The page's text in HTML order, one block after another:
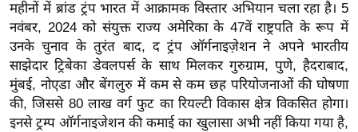
हॉ
ली
वु
ड
फि
ल्म
महीनों में ब्रांड ट्रंप भारत में आक्रामक विस्तार अभियान चला रहा है। 5
नवंबर, 2024 को संयुक्त राज्य अमेरिका के 47वें राष्ट्रपति के रूप में
उनके चुनाव के तुरंत बाद, द ट्रंप ऑर्गनाइज़ेशन ने अपने भारतीय
साझेदार ट्रिबेका डेवलपर्स के साथ मिलकर गुरुग्राम, पुणे, हैदराबाद,
मुंबई, नोएडा और बेंगलुरु में कम से कम छह परियोजनाओं की घोषणा
की, जिससे 80 लाख वर्ग फुट का रियल्टी विकास क्षेत्र विकसित होगा।
इनसे ट्रम्प ऑर्गनाइजेशन की कमाई का खुलासा अभी नहीं किया गया है,